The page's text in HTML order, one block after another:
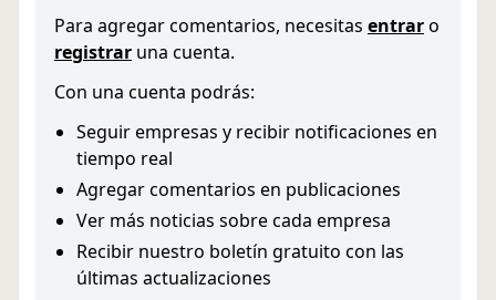
Para agregar comentarios, necesitas entraro
registrar una cuenta.
Con una cuenta podrás:
Seguir empresas y recibir notificaciones en
tiempo real
Agregar comentarios en publicaciones
Ver más noticias sobre cada empresa
Recibir nuestro boletín gratuito con las
últimas actualizaciones